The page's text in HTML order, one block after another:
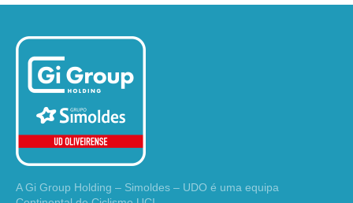
A Gi Group Holding – Simoldes – UDO é uma equipa